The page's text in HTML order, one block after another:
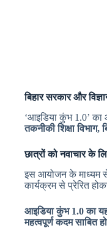
बिहार सरकार और
‘आइडिया कुंभ 1.0’
तकनीकी शिक्षा विभाग,
छात्रों को नवाचार के
इस आयोजन के माध्यम
कार्यक्रम से प्रेरित
आइडिया कुंभ 1.0 का
महत्वपूर्ण कदम साबित